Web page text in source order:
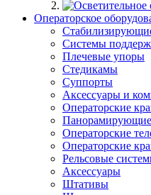
Операторское
Системы
Плечевые упоры
Стедикамы
Суппорты
Аксессуары и
Операторские
Панорамирующие
Операторские
Операторские
Рельсовые
Аксессуары
Штативы